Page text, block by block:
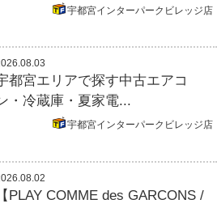
宇都宮インターパークビレッジ店
都宮エリアで探す中古エアコ
・冷蔵庫・夏家電...
宇都宮インターパークビレッジ店
【PLAY COMME des GARCONS /